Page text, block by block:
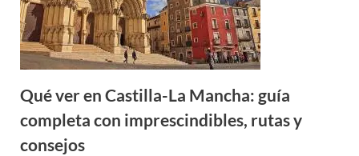
Qué ver en Castilla-La Mancha: guía
completa con imprescindibles, rutas y
consejos